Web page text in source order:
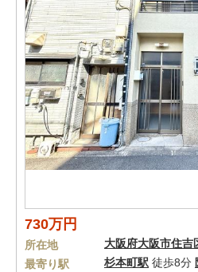
730万円
所在地 大阪府大阪市住吉
最寄り駅
杉本町駅 徒歩8分